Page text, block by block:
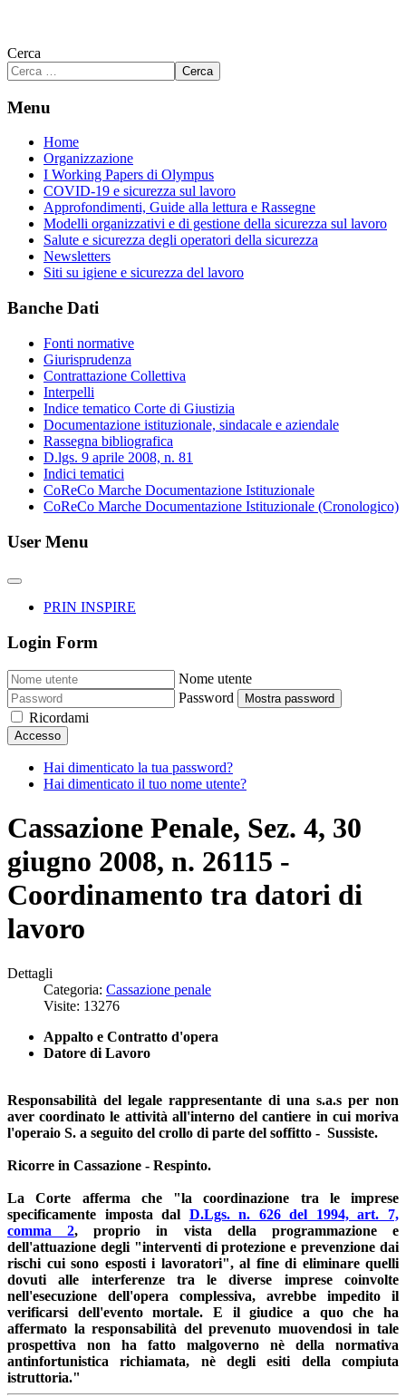
Cerca
Cerca
Menu
Home
Organizzazione
I Working Papers di Olympus
COVID-19 e sicurezza sul lavoro
Approfondimenti, Guide alla lettura e Rassegne
Modelli organizzativi e di gestione della sicurezza sul lavoro
Salute e sicurezza degli operatori della sicurezza
Newsletters
Siti su igiene e sicurezza del lavoro
Banche Dati
Fonti normative
Giurisprudenza
Contrattazione Collettiva
Interpelli
Indice tematico Corte di Giustizia
Documentazione istituzionale, sindacale e aziendale
Rassegna bibliografica
D.lgs. 9 aprile 2008, n. 81
Indici tematici
CoReCo Marche Documentazione Istituzionale
CoReCo Marche Documentazione Istituzionale (Cronologico)
User Menu
PRIN INSPIRE
Login Form
Nome utente
Password
Mostra password
Ricordami
Accesso
Hai dimenticato la tua password?
Hai dimenticato il tuo nome utente?
Cassazione Penale, Sez. 4, 30
giugno 2008, n. 26115 -
Coordinamento tra datori di
lavoro
Dettagli
Categoria: Cassazione penale
Visite: 13276
Appalto e Contratto d'opera
Datore di Lavoro
Responsabilità del legale rappresentante di una s.a.s per non
aver coordinato le attività all'interno del cantiere in cui moriva
l'operaio S. a seguito del crollo di parte del soffitto - Sussiste.
Ricorre in Cassazione - Respinto.
La Corte afferma che "la coordinazione tra le imprese
specificamente imposta dal D.Lgs. n. 626 del 1994, art. 7,
comma 2, proprio in vista della programmazione e
dell'attuazione degli "interventi di protezione e prevenzione dai
rischi cui sono esposti i lavoratori", al fine di eliminare quelli
dovuti alle interferenze tra le diverse imprese coinvolte
nell'esecuzione dell'opera complessiva, avrebbe impedito il
verificarsi dell'evento mortale. E il giudice a quo che ha
affermato la responsabilità del prevenuto muovendosi in tale
prospettiva non ha fatto malgoverno nè della normativa
antinfortunistica richiamata, nè degli esiti della compiuta
istruttoria."